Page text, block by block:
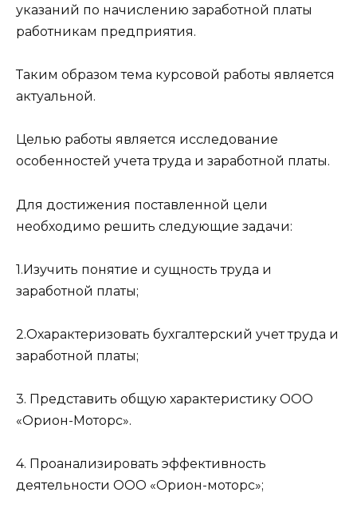
указаний по начислению заработной платы
работникам предприятия.
Таким образом тема курсовой работы является
актуальной.
Целью работы является исследование
особенностей учета труда и заработной платы.
Для достижения поставленной цели
необходимо решить следующие задачи:
1.Изучить понятие и сущность труда и
заработной платы;
2.Охарактеризовать бухгалтерский учет труда и
заработной платы;
3. Представить общую характеристику ООО
«Орион-Моторс».
4. Проанализировать эффективность
деятельности ООО «Орион-моторс»;